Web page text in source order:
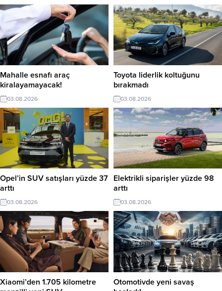
Mahalle esnafı araç
kiralayamayacak!
03.08.2026
Toyota liderlik koltuğunu
bırakmadı
03.08.2026
Opel’in SUV satışları yüzde 37
arttı
03.08.2026
Elektrikli siparişler yüzde 98
arttı
03.08.2026
Xiaomi’den 1.705 kilometre
Otomotivde yeni savaş